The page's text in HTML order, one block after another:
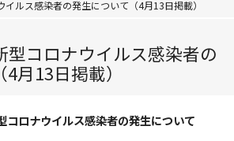
ルス感染者の発生について（4月13日掲載）
型コロナウイルス感染者の
月13日掲載）
コロナウイルス感染者の発生について